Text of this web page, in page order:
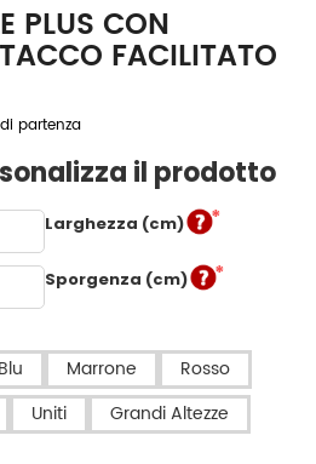
PLUS CON
FACILITATO
partenza
il prodotto
Larghezza (cm)
Sporgenza (cm)
Blu Marrone
Rosso
Uniti Grandi Altezze